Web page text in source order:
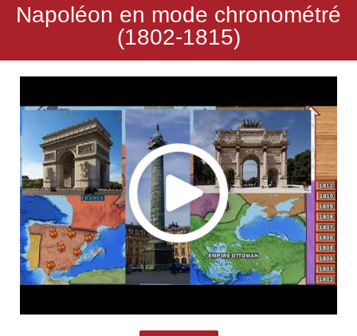
Napoléon en mode chronométré
(1802-1815)